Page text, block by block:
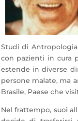
Studi di Antropologia
con pazienti in cura
estende in diverse
persone malate, ma
Brasile, Paese che
Nel frattempo, suoi